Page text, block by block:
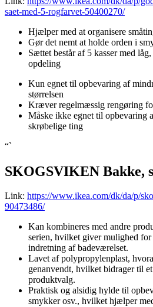
saet-med-5-rogfarvet-50400270/
Hjælper med at organisere
Gør det nemt at holde orden i
Sættet består af 5 kasser med
opdeling
Kun egnet til opbevaring af
størrelsen
Kræver regelmæssig rengøring
Måske ikke egnet til opbevaring
skrøbelige ting
“`
SKOGSVIKEN Bakke,
Link: https://www.ikea.com/dk/da/p/
90473486/
Kan kombineres med andre
serien, hvilket giver mulighed
indretning af badeværelset.
Lavet af polypropylenplast,
genanvendt, hvilket bidrager til
produktvalg.
Praktisk og alsidig hylde til
smykker osv., hvilket hjælper